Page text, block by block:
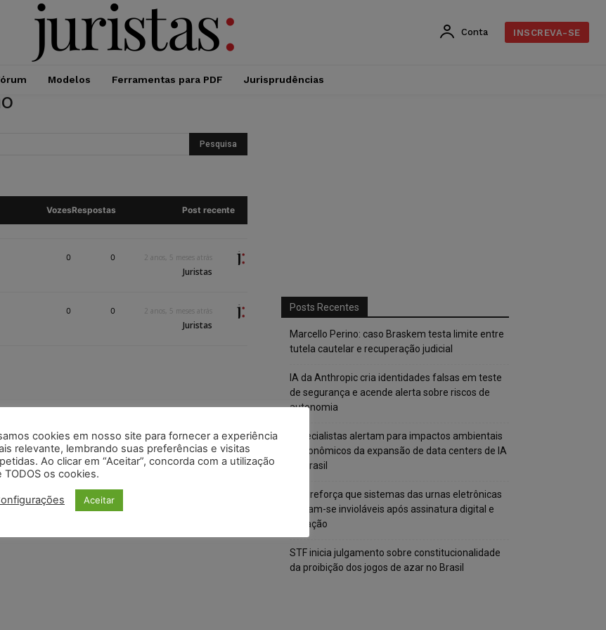
Conta INSCREVA-SE
Modelos Ferramentas para PDF Jurisprudências
VozesRespostas Post recente
0 0 2 anos, 5 meses atrás
Juristas
0 0 2 anos, 5 meses atrás
Juristas
Posts Recentes
Marcello Perino: caso Braskem testa limite entre
tutela cautelar e recuperação judicial
IA da Anthropic cria identidades falsas em teste
de segurança e acende alerta sobre riscos de
autonomia
Especialistas alertam para impactos ambientais
e econômicos da expansão de data centers de IA
no Brasil
TSE reforça que sistemas das urnas eletrônicas
tornam-se invioláveis após assinatura digital e
lacração
STF inicia julgamento sobre constitucionalidade
da proibição dos jogos de azar no Brasil
cookies em nosso site para fornecer a experiência
relevante, lembrando suas preferências e visitas
Ao clicar em “Aceitar”, concorda com a utilização
TODOS os cookies.
Aceitar